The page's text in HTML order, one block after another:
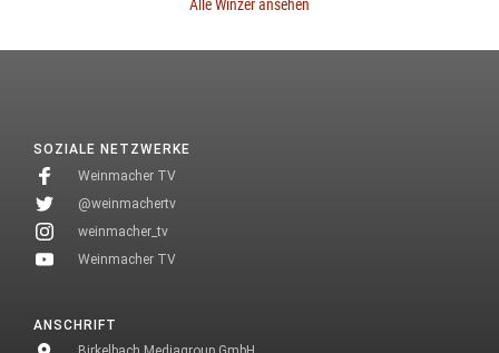
Alle Winzer ansehen
ANSCHRIFT
SOZIALE NETZWERKE
Weinmacher TV
@weinmachertv
weinmacher_tv
Weinmacher TV